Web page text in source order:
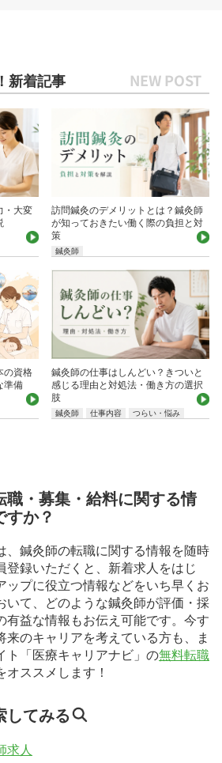
新着記事
・大変
訪問鍼灸のデメリットとは？鍼灸師
が知っておきたい働く際の負担と対
策
鍼灸師
の資格
準備
鍼灸師の仕事はしんどい？きついと
感じる理由と対処法・働き方の選択
肢
鍼灸師 仕事内容 つらい・悩み
職・募集・給料に関する情
か？
、鍼灸師の転職に関する情報を随時
登録いただくと、新着求人をはじ
ップに役立つ情報などをいち早くお
いて、どのような鍼灸師が評価・採
有益な情報もお伝え可能です。今す
来のキャリアを考えている方も、ま
ト「医療キャリアナビ」の無料転職
オススメします！
してみる
求人